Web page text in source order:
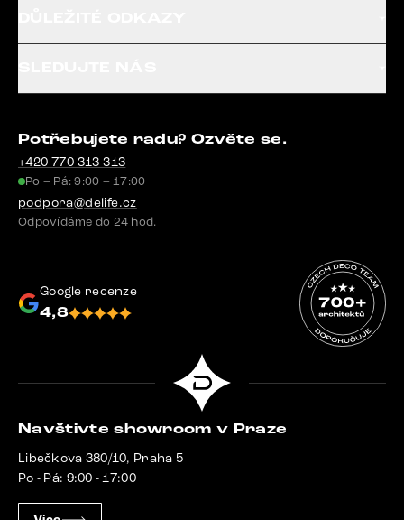
Potřebujete radu? Ozvěte se.
+420 770 313 313
Po – Pá: 9:00 – 17:00
podpora@delife.cz
Odpovídáme do 24 hod.
Google recenze
4,8
Navštivte showroom v Praze
Libečkova 380/10, Praha 5
Po - Pá: 9:00 - 17:00